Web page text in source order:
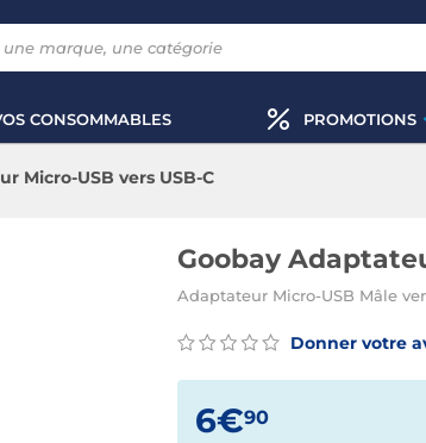
CONSOMMABLES PROMOTIONS
Micro-USB vers USB-C
Goobay
Adaptateur Micro-USB Mâle
Donner votre
6€90